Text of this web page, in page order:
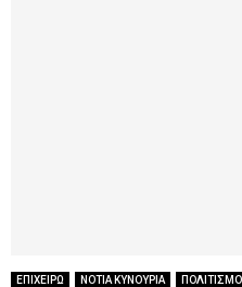
ΕΠΙΧΕΙΡΩ ΝΟΤΙΑ ΚΥΝΟΥΡΙΑ